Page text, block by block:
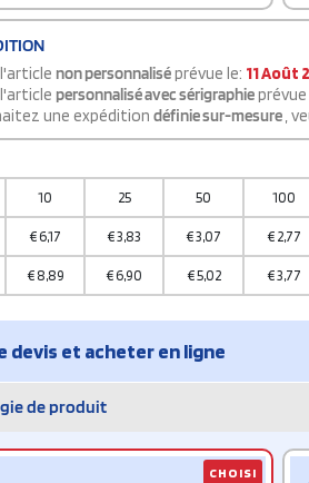
non personnaliséprévue le: 11 Août
personnalisé avec sérigraphieprévue
une expédition définie sur-mesure,
10 25 50 100
€6,17 €3,83 €3,07 € 2,77
€ 8,89 €6,90 €5,02 €3,77
devis et acheter en ligne
de produit
CHOISI